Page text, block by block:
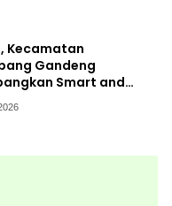
Kecamatan
Gandeng
Smart and
Ini Tujuannya